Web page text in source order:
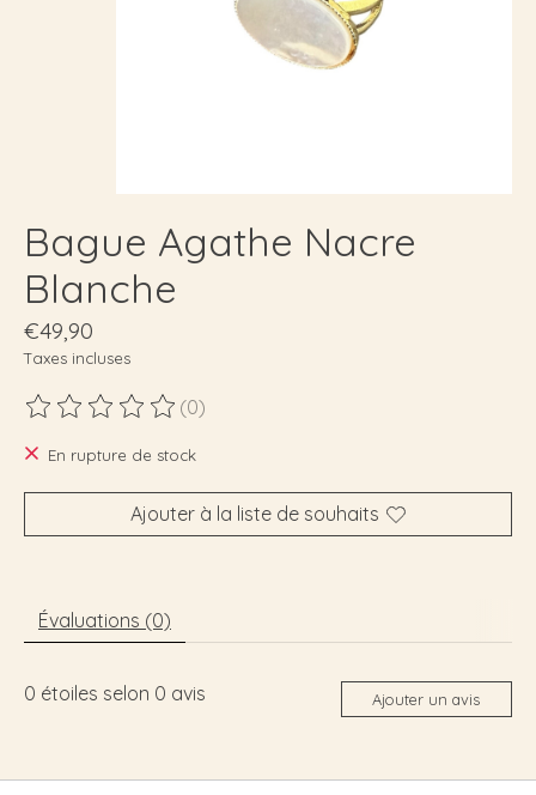
Bague Agathe Nacre
Blanche
€49,90
Taxes incluses
Ce produit est évalué à
(0)
En rupture de stock
Ajouter à la liste de souhaits
Évaluations (0)
0 étoiles selon 0 avis Ajouter un avis